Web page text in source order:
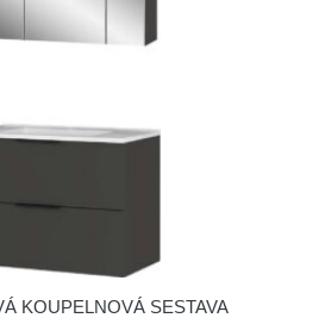
KOUPELNOVÁ SESTAVA